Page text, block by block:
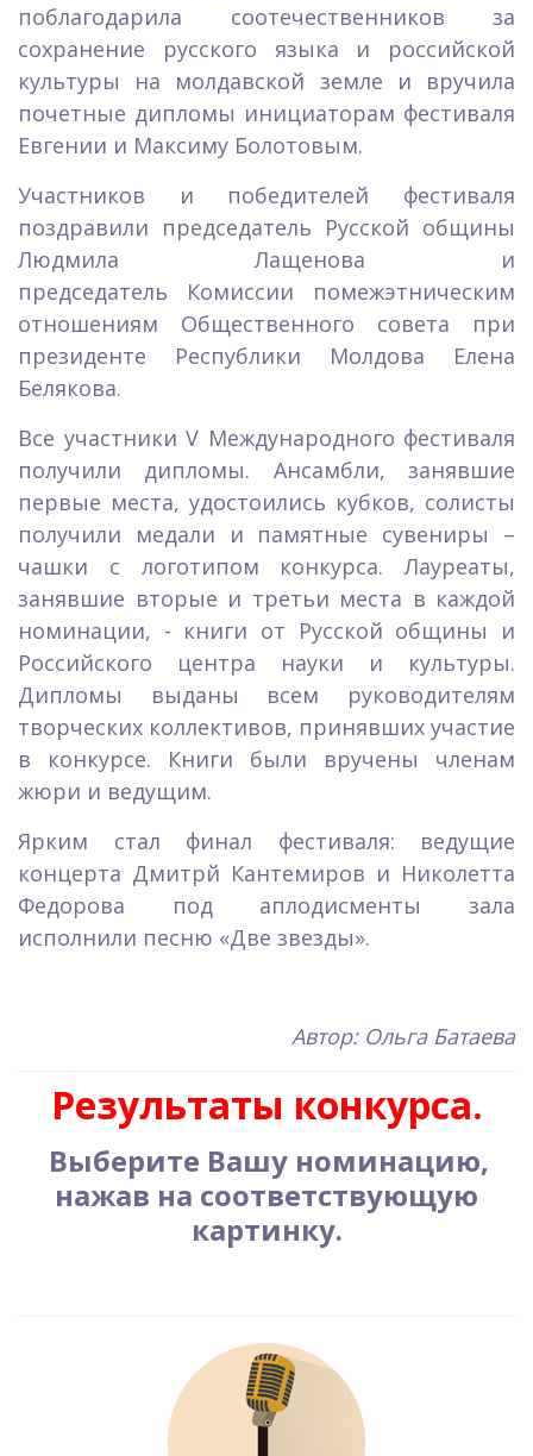
поблагодарила соотечественников за
сохранение русского языка и российской
культуры на молдавской земле и вручила
почетные дипломы инициаторам фестиваля
Евгении и Максиму Болотовым.
Участников и победителей фестиваля
поздравили председатель Русской общины
Людмила Лащенова и
председатель Комиссии помежэтническим
отношениям Общественного совета при
президенте Республики Молдова Елена
Белякова.
Все участники V Международного фестиваля
получили дипломы. Ансамбли, занявшие
первые места, удостоились кубков, солисты
получили медали и памятные сувениры –
чашки с логотипом конкурса. Лауреаты,
занявшие вторые и третьи места в каждой
номинации, - книги от Русской общины и
Российского центра науки и культуры.
Дипломы выданы всем руководителям
творческих коллективов, принявших участие
в конкурсе. Книги были вручены членам
жюри и ведущим.
Ярким стал финал фестиваля: ведущие
концерта Дмитрй Кантемиров и Николетта
Федорова под аплодисменты зала
исполнили песню «Две звезды».
Автор: Ольга Батаева
Результаты конкурса.
Выберите Вашу номинацию,
нажав на соответствующую
картинку.